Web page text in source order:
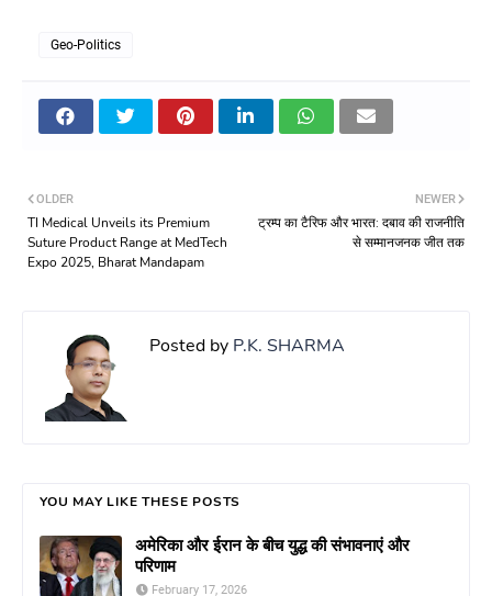
Geo-Politics
NEWER
ट्रम्प का टैरिफ और भारत: दबाव की राजनीति
से सम्मानजनक जीत तक
OLDER
TI Medical Unveils its Premium
Suture Product Range at MedTech
Expo 2025, Bharat Mandapam
Posted by P.K. SHARMA
YOU MAY LIKE THESE POSTS
अमेरिका और ईरान के बीच युद्ध की संभावनाएं और
परिणाम
February 17, 2026